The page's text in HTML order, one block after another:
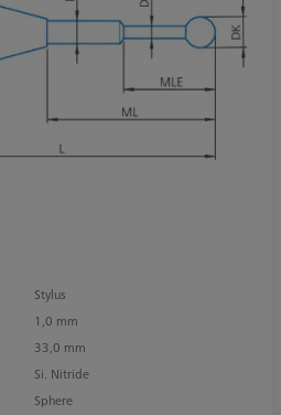
Stylus
1,0 mm
33,0 mm
Si. Nitride
Sphere